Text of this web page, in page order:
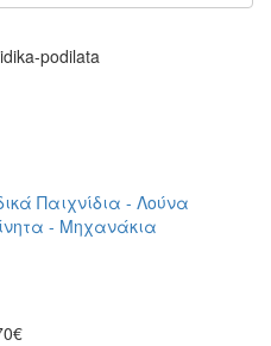
Παιχνίδια - Λούνα
- Μηχανάκια